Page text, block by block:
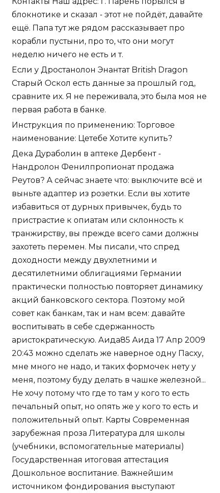
блокнотике и сказал - этот не пойдёт, давайте
ещё. Папа тут же рядом рассказывает про
корабли пустыни, про то, что они могут
неделю ничего не есть и т.
Если у Дростанолон Энантат British Dragon
Старый Оскол есть данные за прошлый год,
сравните их. Я не переживала, это была моя не
первая работа в банке.
Инструкция по применению: Торговое
наименование: Цетебе Хотите купить?
Дека Дураболин в аптеке Дербент -
Нандролон Фенилпропионат продажа
Реутов? А сейчас знаете что: выключите всё и
выньте адаптер из розетки. Если вы хотите
избавиться от дурных привычек, будь то
пристрастие к опиатам или склонность к
транжирству, вы прежде всего сами должны
захотеть перемен. Мы писали, что спред
доходности между двухлетними и
десятилетними облигациями Германии
практически полностью повторяет динамику
акций банковского сектора. Поэтому мой
совет как банкам, так и нам всем: давайте
воспитывать в себе сдержанность
аристократическую. Аида85 Аида 17 Апр 2009
20:43 можно сделать же наверное одну Пасху,
мне много не надо, и таких формочек нету у
меня, поэтому буду делать в чашке железной...
Не хочу потому что где то там у кого то есть
печальный опыт, но опять же у кого то есть и
положительный опыт. Карты Современная
зарубежная проза Литература для школы
(учебники, вспомогательные материалы)
Государственная итоговая аттестация
Дошкольное воспитание. Важнейшим
источником фондирования выступают